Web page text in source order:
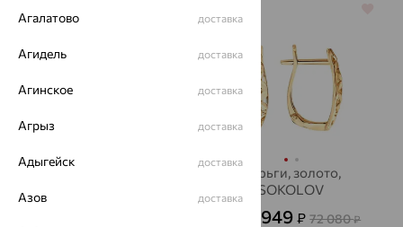
Серьги, золото,
Серьги, золото,
SOKOLOV
25 949₽ 72 080₽
Агалатово доставка
Агидель доставка
Агинское доставка
Агрыз доставка
Адыгейск доставка
Азов доставка